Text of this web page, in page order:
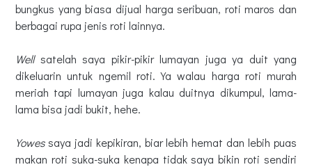
bungkus yang biasa dijual harga seribuan, roti maros dan
berbagai rupa jenis roti lainnya.
Wellsatelah saya pikir-pikir lumayan juga ya duit yang
dikeluarin untuk ngemil roti. Ya walau harga roti murah
meriah tapi lumayan juga kalau duitnya dikumpul, lama-
lama bisa jadi bukit, hehe.
Yowessaya jadi kepikiran, biar lebih hemat dan lebih puas
makan roti suka-suka kenapa tidak saya bikin roti sendiri